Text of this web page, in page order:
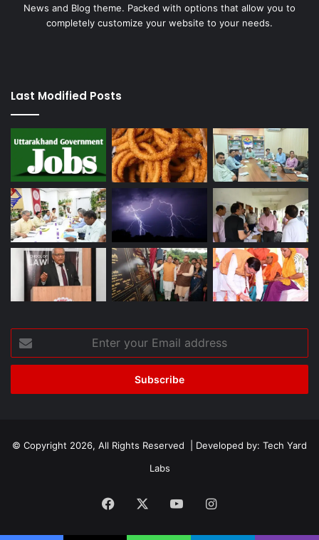
News and Blog theme. Packed with options that allow you to
completely customize your website to your needs.
Last Modified Posts
your
Email
© Copyright 2026, All Rights Reserved | Developed by: Tech Yard
Labs
Facebook YouTubeInstagram